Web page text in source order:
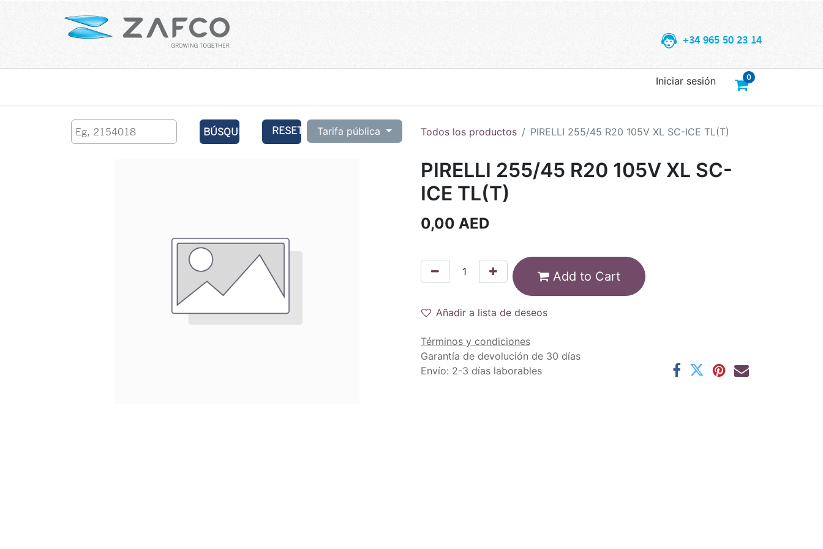
+34 965 50 23 14
0
Iniciar sesión
BÚSQUEDA RESET Tarifa pública Todos los productos PIRELLI 255/45 R20 105V XL SC-ICE TL(T)
PIRELLI 255/45 R20 105V XL SC-
ICE TL(T)
0,00 AED
Add to Cart
Añadir a lista de deseos
Términos y condiciones
Garantía de devolución de 30 días
Envío: 2-3 días laborables